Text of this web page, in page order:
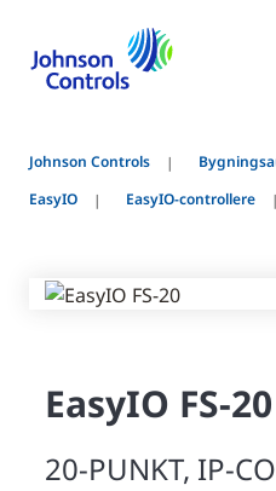
Johnson Controls
EasyIO
EasyIO-controllere
EasyIO FS-20
20-PUNKT, IP-